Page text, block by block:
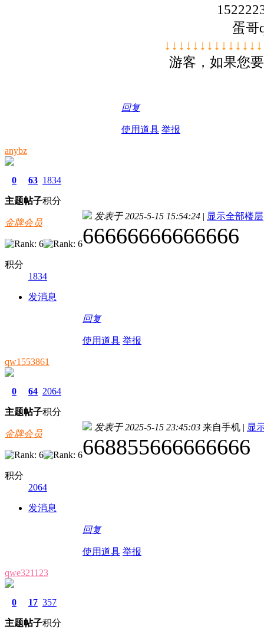
蛋哥
↓↓↓↓ ↓↓↓↓ ↓↓↓↓
游客，如果您
回复
使用道具 举报
anybz
0
主题
63
帖子
1834
积分
金牌会员
积分
1834
发消息
发表于 2025-5-15 15:54:24 | 显示全部楼层
66666666666666
回复
使用道具 举报
qw1553861
0
主题
64
帖子
2064
积分
金牌会员
积分
2064
发消息
发表于 2025-5-15 23:45:03 来自手机 | 显
668855666666666
回复
使用道具 举报
qwe321123
0
主题
17
帖子
357
积分